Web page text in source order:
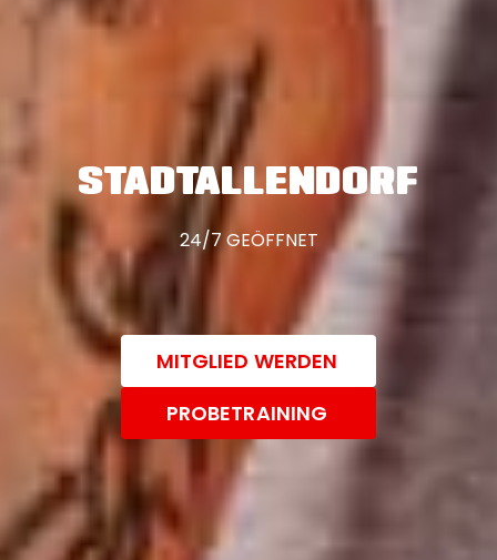
STADTALLENDORF
24/7 GEÖFFNET
MITGLIED WERDEN
PROBETRAINING